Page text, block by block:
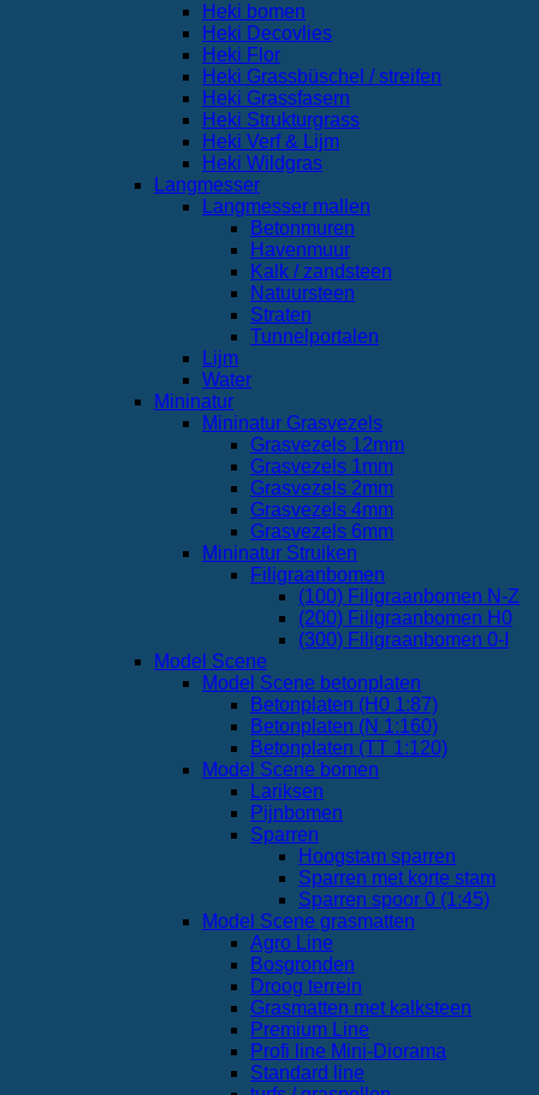
Heki bomen
Heki Decovlies
Heki Flor
Heki Grassbüschel / streifen
Heki Grassfasern
Heki Strukturgrass
Heki Verf & Lijm
Heki Wildgras
Langmesser
Langmesser mallen
Betonmuren
Havenmuur
Kalk / zandsteen
Natuursteen
Straten
Tunnelportalen
Lijm
Water
Mininatur
Mininatur Grasvezels
Grasvezels 12mm
Grasvezels 1mm
Grasvezels 2mm
Grasvezels 4mm
Grasvezels 6mm
Mininatur Struiken
Filigraanbomen
(100) Filigraanbomen N-Z
(200) Filigraanbomen H0
(300) Filigraanbomen 0-I
Model Scene
Model Scene betonplaten
Betonplaten (H0 1:87)
Betonplaten (N 1:160)
Betonplaten (TT 1:120)
Model Scene bomen
Lariksen
Pijnbomen
Sparren
Hoogstam sparren
Sparren met korte stam
Sparren spoor 0 (1:45)
Model Scene grasmatten
Agro Line
Bosgronden
Droog terrein
Grasmatten met kalksteen
Premium Line
Profi line Mini-Diorama
Standard line